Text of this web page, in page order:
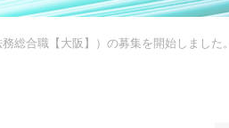
総合職【大阪】）の募集を開始しました。